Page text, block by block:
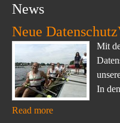
News
Neue
Mit
In
Read more